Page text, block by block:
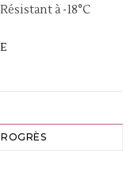
à -18°C